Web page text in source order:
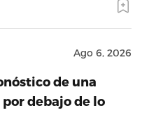
Ago 6, 2026
de una
debajo de lo